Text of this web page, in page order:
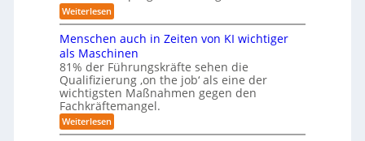
s
t
e
m
f
ü
r
R
o
i
n
ä
u
m
e
b
i
c
h
v
o
n
m
i
l
i
t
ä
r
a
t
i
o
n
e
n
-
S
c
h
w
Weiterlesen:
P
ä
s
e
n
t
a
t
i
o
Menschen auch in Zeiten von KI wichtiger
als Maschinen
81% der Führungskräfte sehen die
Qualifizierung ‚on the job‘ als eine der
wichtigsten Maßnahmen gegen den
Fachkräftemangel.
Weiterlesen:
M